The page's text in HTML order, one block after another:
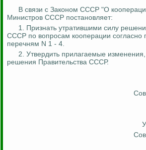
В связи с Законом СССР "О
Министров СССР постановляет:
1. Признать утратившими силу
СССР по вопросам кооперации согласно
перечням N 1 - 4.
2. Утвердить прилагаемые
решения Правительства СССР.